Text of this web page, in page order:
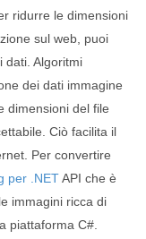
ridurre le dimensioni
sul web, puoi
dati. Algoritmi
dei dati immagine
dimensioni del file
Ciò facilita il
Per convertire
per .NETAPI che è
immagini ricca di
piattaforma C#.